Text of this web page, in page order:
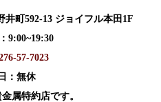
町592-13 ジョイフル本田1F
9:00~19:30
57-7023
：無休
属特約店です。